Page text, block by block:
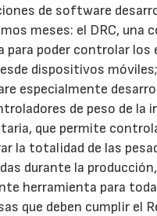
de software
meses: el DRC, una
para poder controlar los
dispositivos
especialmente
de peso de la
que permite
la totalidad de las
durante la
herramienta para
que deben cumplir el